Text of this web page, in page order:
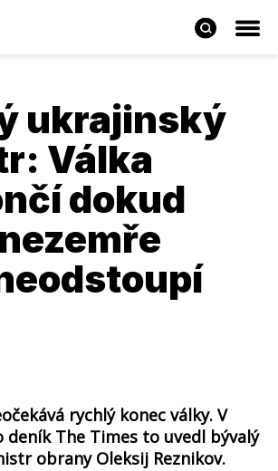
ukrajinský
Válka
dokud
rychlý konec války. V
deník The Times to uvedl bývalý
obrany Oleksij Reznikov.